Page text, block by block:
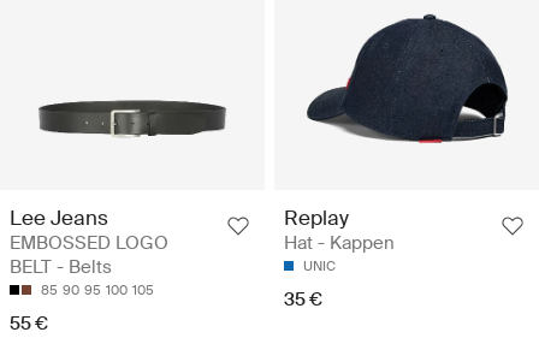
Lee Jeans
EMBOSSED LOGO
BELT - Belts
85 90 95 100 105
55 €
Replay
Hat - Kappen
UNIC
35 €